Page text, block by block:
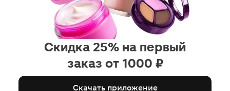
Скидка 25% на первый
заказ от 1000 ₽
Скачать приложение